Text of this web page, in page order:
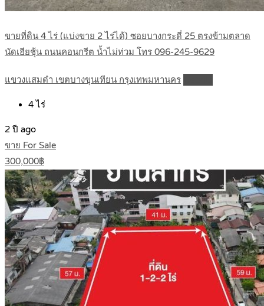
ขายที่ดิน 4 ไร่ (แบ่งขาย 2 ไร่ได้) ซอยบางกระดี่ 25 ตรงข้ามตลาด
นัดเฮียชุ้น ถนนคอนกรีต น้ำไม่ท่วม โทร 096-245-9629
แขวงแสมดำ เขตบางขุนเทียน กรุงเทพมหานคร
4ไร่
2 ปี ago
ขาย For Sale
300,000฿